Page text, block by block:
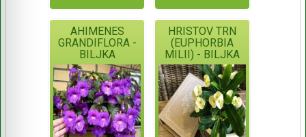
AHIMENES
GRANDIFLORA -
BILJKA
HRISTOV TRN
(EUPHORBIA
MILII) - BILJKA